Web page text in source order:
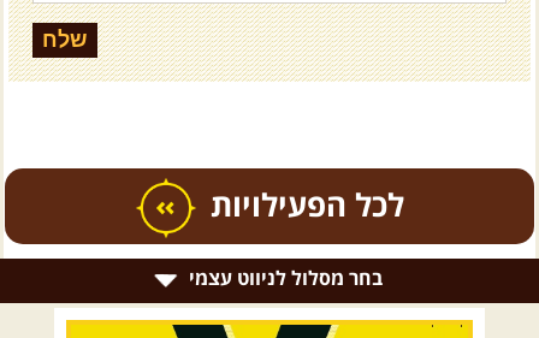
כל הפעילויות
. טיולים מודרכים בארץ .
בחר מסלול לניווט עצמי
רמת הגולן וגליל עליון